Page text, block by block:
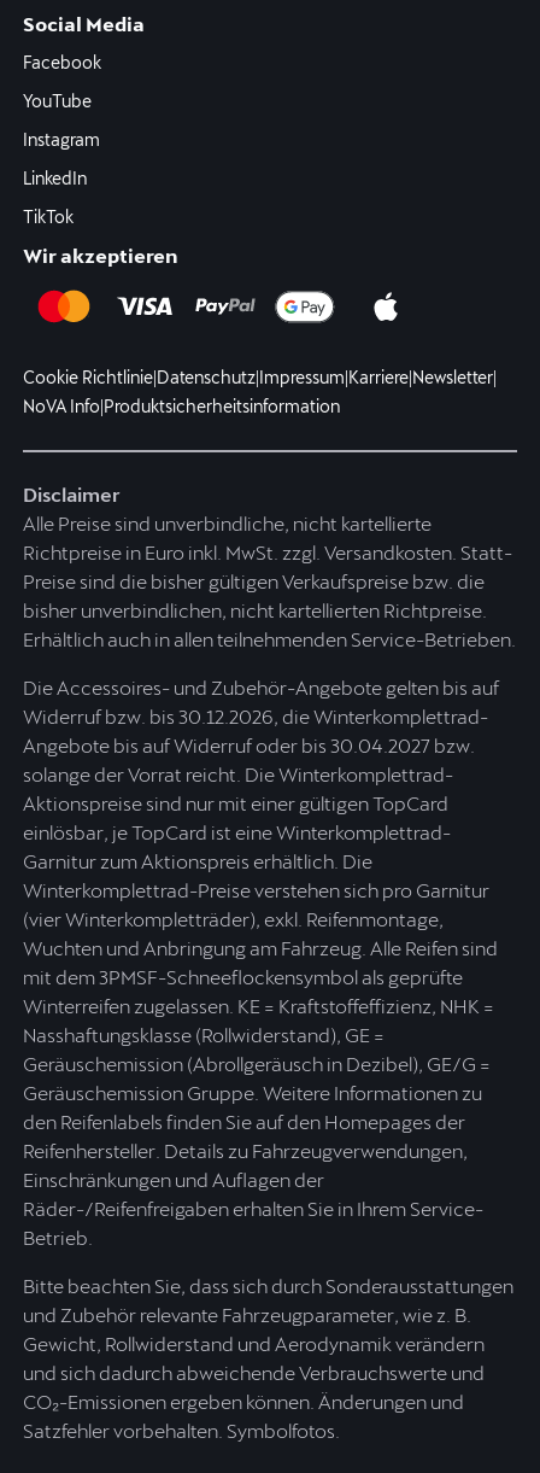
Social Media
Facebook
YouTube
Instagram
LinkedIn
TikTok
Wir akzeptieren
Cookie Richtlinie|Datenschutz|Impressum|Karriere|Newsletter|
NoVA Info|Produktsicherheitsinformation
Disclaimer
Alle Preise sind unverbindliche, nicht kartellierte
Richtpreise in Euro inkl. MwSt. zzgl. Versandkosten. Statt-
Preise sind die bisher gültigen Verkaufspreise bzw. die
bisher unverbindlichen, nicht kartellierten Richtpreise.
Erhältlich auch in allen teilnehmenden Service-Betrieben.
Die Accessoires- und Zubehör-Angebote gelten bis auf
Widerruf bzw. bis 30.12.2026, die Winterkomplettrad-
Angebote bis auf Widerruf oder bis 30.04.2027 bzw.
solange der Vorrat reicht. Die Winterkomplettrad-
Aktionspreise sind nur mit einer gültigen TopCard
einlösbar, je TopCard ist eine Winterkomplettrad-
Garnitur zum Aktionspreis erhältlich. Die
Winterkomplettrad-Preise verstehen sich pro Garnitur
(vier Winterkompletträder), exkl. Reifenmontage,
Wuchten und Anbringung am Fahrzeug. Alle Reifen sind
mit dem 3PMSF-Schneeflockensymbol als geprüfte
Winterreifen zugelassen. KE = Kraftstoffeffizienz, NHK =
Nasshaftungsklasse (Rollwiderstand), GE =
Geräuschemission (Abrollgeräusch in Dezibel), GE/G =
Geräuschemission Gruppe. Weitere Informationen zu
den Reifenlabels finden Sie auf den Homepages der
Reifenhersteller. Details zu Fahrzeugverwendungen,
Einschränkungen und Auflagen der
Räder-/Reifenfreigaben erhalten Sie in Ihrem Service-
Betrieb.
Bitte beachten Sie, dass sich durch Sonderausstattungen
und Zubehör relevante Fahrzeugparameter, wie z. B.
Gewicht, Rollwiderstand und Aerodynamik verändern
und sich dadurch abweichende Verbrauchswerte und
CO₂-Emissionen ergeben können. Änderungen und
Satzfehler vorbehalten. Symbolfotos.